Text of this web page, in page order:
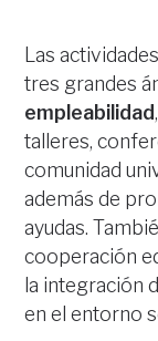
Las
tres grandes
empleabilidad
talleres,
comunidad
además de
ayudas.
cooperación
la integración
en el entorno